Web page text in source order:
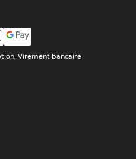
Virement bancaire